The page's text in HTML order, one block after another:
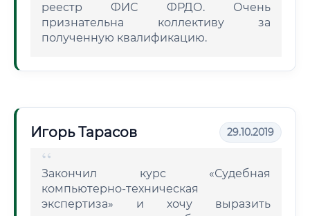
реестр ФИС ФРДО. Очень
признательна коллективу за
полученную квалификацию.
Игорь Тарасов 29.10.2019
Закончил курс «Судебная
компьютерно-техническая
экспертиза» и хочу выразить